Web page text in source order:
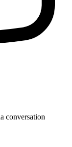
conversation